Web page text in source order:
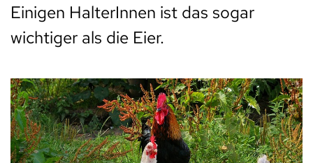
Einigen HalterInnen ist das sogar
wichtiger als die Eier.